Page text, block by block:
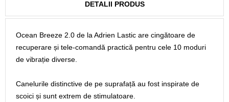
DETALII PRODUS
Ocean Breeze 2.0 de la Adrien Lastic are cingătoare de
recuperare și tele-comandă practică pentru cele 10 moduri
de vibrație diverse.
Canelurile distinctive de pe suprafață au fost inspirate de
scoici și sunt extrem de stimulatoare.